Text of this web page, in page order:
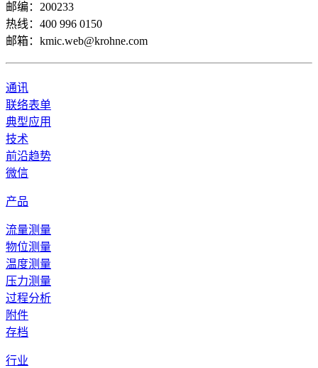
邮编：200233
热线：400 996 0150
邮箱：kmic.web@krohne.com
通讯
联络表单
典型应用
技术
前沿趋势
微信
产品
流量测量
物位测量
温度测量
压力测量
过程分析
附件
存档
行业